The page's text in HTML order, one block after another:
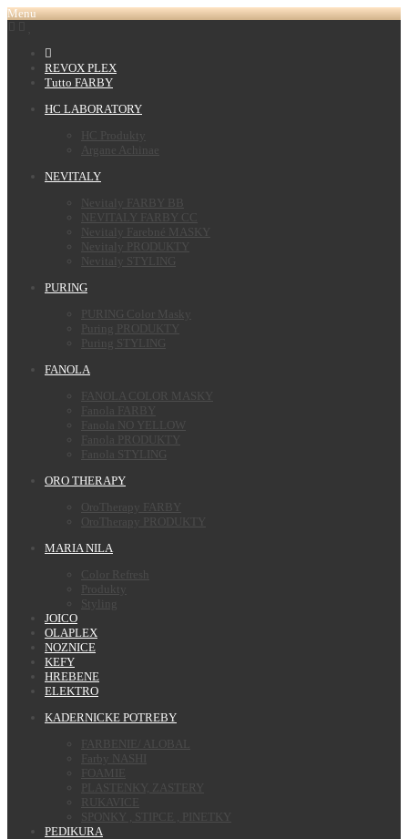
Menu
REVOX PLEX
Tutto FARBY
HC LABORATORY
HC Produkty
Argane Achinae
NEVITALY
Nevitaly FARBY BB
NEVITALY FARBY CC
Nevitaly Farebné MASKY
Nevitaly PRODUKTY
Nevitaly STYLING
PURING
PURING Color Masky
Puring PRODUKTY
Puring STYLING
FANOLA
FANOLA COLOR MASKY
Fanola FARBY
Fanola NO YELLOW
Fanola PRODUKTY
Fanola STYLING
ORO THERAPY
OroTherapy FARBY
OroTherapy PRODUKTY
MARIA NILA
Color Refresh
Produkty
Styling
JOICO
OLAPLEX
NOZNICE
KEFY
HREBENE
ELEKTRO
KADERNICKE POTREBY
FARBENIE/ ALOBAL
Farby NASHI
FOAMIE
PLASTENKY, ZASTERY
RUKAVICE
SPONKY , STIPCE , PINETKY
PEDIKURA